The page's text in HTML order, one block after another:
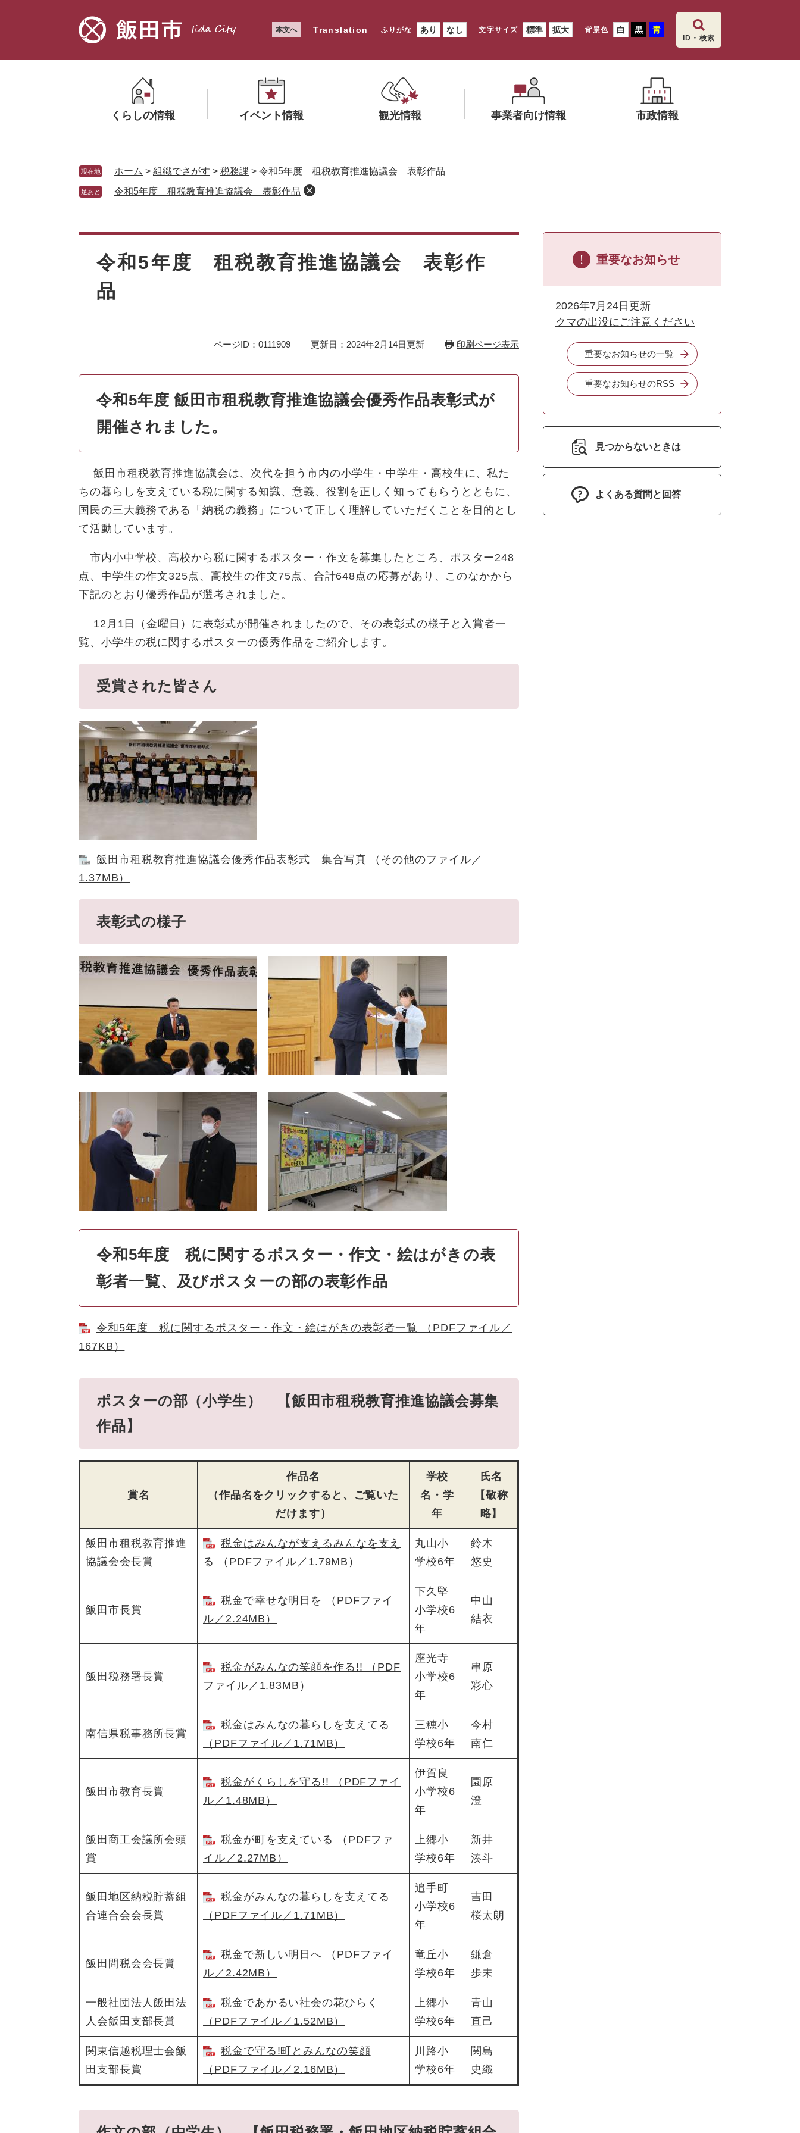
文
本文へ Translation ふりがな あり なし 文字サイズ 標準 拡大 背景色 白 黒 青
ID・検索
くらしの情報
ニ
ュ
ー
を
イベント情報
ニ
ー
を
く
観光情報
ニ
を
く
事業者向け情報
を
く
市政情報
を
く
現在地 ホーム > 組織でさがす > 税務課 > 令和5年度 租税教育推進協議会 表彰作品
足あと 令和5年度 租税教育推進協議会 表彰作品
令和5年度 租税教育推進協議会 表彰作
品
ページID：0111909 更新日：2024年2月14日更新 印刷ページ表示
令和5年度 飯田市租税教育推進協議会優秀作品表彰式が
開催されました。
飯田市租税教育推進協議会は、次代を担う市内の小学生・中学生・高校生に、私た
ちの暮らしを支えている税に関する知識、意義、役割を正しく知ってもらうとともに、
国民の三大義務である「納税の義務」について正しく理解していただくことを目的とし
て活動しています。
市内小中学校、高校から税に関するポスター・作文を募集したところ、ポスター248
点、中学生の作文325点、高校生の作文75点、合計648点の応募があり、このなかから
下記のとおり優秀作品が選考されました。
12月1日（金曜日）に表彰式が開催されましたので、その表彰式の様子と入賞者一
覧、小学生の税に関するポスターの優秀作品をご紹介します。
受賞された皆さん
飯田市租税教育推進協議会優秀作品表彰式 集合写真 （その他のファイル／
1.37MB）
表彰式の様子
令和5年度 税に関するポスター・作文・絵はがきの表
彰者一覧、及びポスターの部の表彰作品
令和5年度 税に関するポスター・作文・絵はがきの表彰者一覧 （PDFファイル／
167KB）
ポスターの部（小学生） 【飯田市租税教育推進協議会募集
作品】
賞名
作品名
（作品名をクリックすると、ご覧いた
だけます）
学校
名・学
年
氏名
【敬称
略】
飯田市租税教育推進
協議会会長賞
税金はみんなが支えるみんなを支え
る （PDFファイル／1.79MB）
丸山小
学校6年
鈴木
悠史
飯田市長賞
税金で幸せな明日を （PDFファイ
ル／2.24MB）
下久堅
小学校6
年
中山
結衣
飯田税務署長賞
税金がみんなの笑顔を作る!! （PDF
ファイル／1.83MB）
座光寺
小学校6
年
串原
彩心
南信県税事務所長賞
税金はみんなの暮らしを支えてる
（PDFファイル／1.71MB）
三穂小
学校6年
今村
南仁
飯田市教育長賞
税金がくらしを守る!! （PDFファイ
ル／1.48MB）
伊賀良
小学校6
年
園原
澄
飯田商工会議所会頭
賞
税金が町を支えている （PDFファ
イル／2.27MB）
上郷小
学校6年
新井
湊斗
飯田地区納税貯蓄組
合連合会会長賞
税金がみんなの暮らしを支えてる
（PDFファイル／1.71MB）
追手町
小学校6
年
吉田
桜太朗
飯田間税会会長賞
税金で新しい明日へ （PDFファイ
ル／2.42MB）
竜丘小
学校6年
鎌倉
歩未
一般社団法人飯田法
人会飯田支部長賞
税金であかるい社会の花ひらく
（PDFファイル／1.52MB）
上郷小
学校6年
青山
直己
関東信越税理士会飯
田支部長賞
税金で守る!町とみんなの笑顔
（PDFファイル／2.16MB）
川路小
学校6年
関島
史織
重要なお知らせ
2026年7月24日更新
クマの出没にご注意ください
重要なお知らせの一覧
重要なお知らせのRSS
見つからないときは
よくある質問と回答